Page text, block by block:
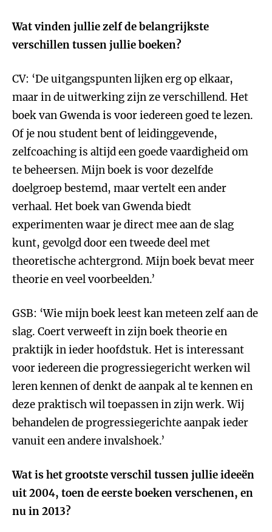
Wat vinden jullie zelf de belangrijkste
verschillen tussen jullie boeken?
CV: ‘De uitgangspunten lijken erg op elkaar,
maar in de uitwerking zijn ze verschillend. Het
boek van Gwenda is voor iedereen goed te lezen.
Of je nou student bent of leidinggevende,
zelfcoaching is altijd een goede vaardigheid om
te beheersen. Mijn boek is voor dezelfde
doelgroep bestemd, maar vertelt een ander
verhaal. Het boek van Gwenda biedt
experimenten waar je direct mee aan de slag
kunt, gevolgd door een tweede deel met
theoretische achtergrond. Mijn boek bevat meer
theorie en veel voorbeelden.’
GSB: ‘Wie mijn boek leest kan meteen zelf aan de
slag. Coert verweeft in zijn boek theorie en
praktijk in ieder hoofdstuk. Het is interessant
voor iedereen die progressiegericht werken wil
leren kennen of denkt de aanpak al te kennen en
deze praktisch wil toepassen in zijn werk. Wij
behandelen de progressiegerichte aanpak ieder
vanuit een andere invalshoek.’
Wat is het grootste verschil tussen jullie ideeën
uit 2004, toen de eerste boeken verschenen, en
nu in 2013?